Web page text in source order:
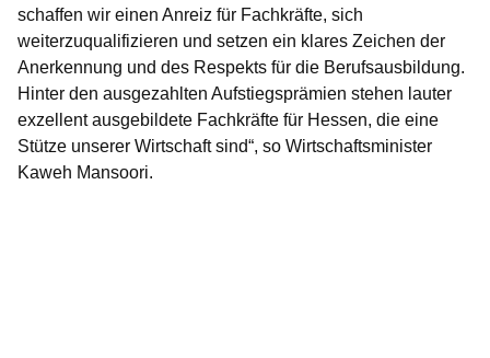
schaffen wir einen Anreiz für Fachkräfte, sich
weiterzuqualifizieren und setzen ein klares Zeichen der
Anerkennung und des Respekts für die Berufsausbildung.
Hinter den ausgezahlten Aufstiegsprämien stehen lauter
exzellent ausgebildete Fachkräfte für Hessen, die eine
Stütze unserer Wirtschaft sind“, so Wirtschaftsminister
Kaweh Mansoori.